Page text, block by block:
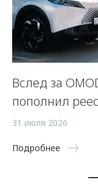
Вслед за
пополнил
31 июля 2026
Подробнее